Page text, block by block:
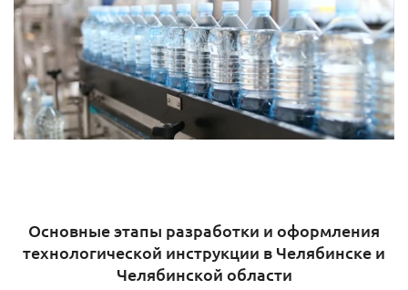
Основные этапы разработки и оформления
технологической инструкции в Челябинске и
Челябинской области